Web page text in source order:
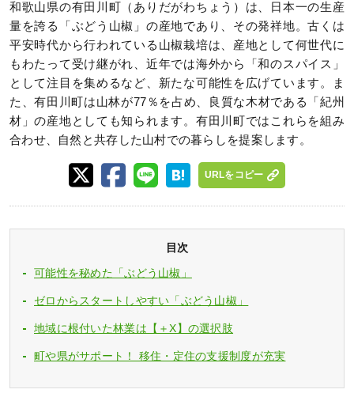
和歌山県の有田川町（ありだがわちょう）は、日本一の生産
量を誇る「ぶどう山椒」の産地であり、その発祥地。古くは
平安時代から行われている山椒栽培は、産地として何世代に
もわたって受け継がれ、近年では海外から「和のスパイス」
として注目を集めるなど、新たな可能性を広げています。ま
た、有田川町は山林が77％を占め、良質な木材である「紀州
材」の産地としても知られます。有田川町ではこれらを組み
合わせ、自然と共存した山村での暮らしを提案します。
URLをコピー
目次
可能性を秘めた「ぶどう山椒」
ゼロからスタートしやすい「ぶどう山椒」
地域に根付いた林業は【＋X】の選択肢
町や県がサポート！ 移住・定住の支援制度が充実